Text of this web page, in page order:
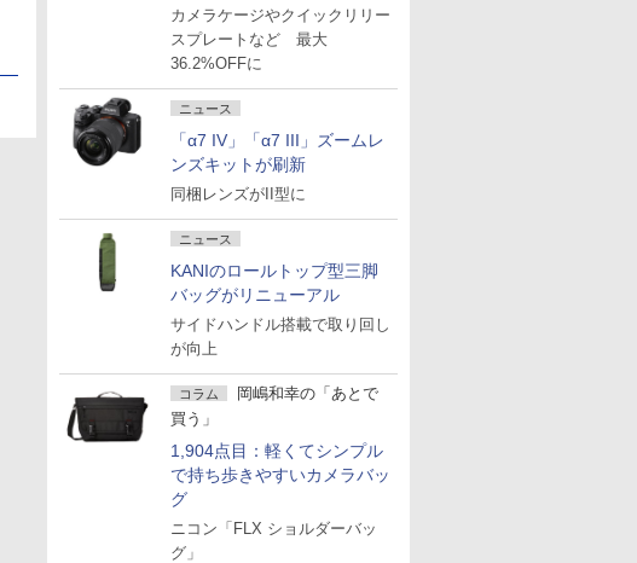
カメラケージやクイックリリー
スプレートなど 最大
36.2%OFFに
ニュース
「α7 IV」「α7 III」ズームレ
ンズキットが刷新
同梱レンズがII型に
ニュース
KANIのロールトップ型三脚
バッグがリニューアル
サイドハンドル搭載で取り回し
が向上
コラム
岡嶋和幸の「あとで
買う」
1,904点目：軽くてシンプル
で持ち歩きやすいカメラバッ
グ
ニコン「FLX ショルダーバッ
グ」